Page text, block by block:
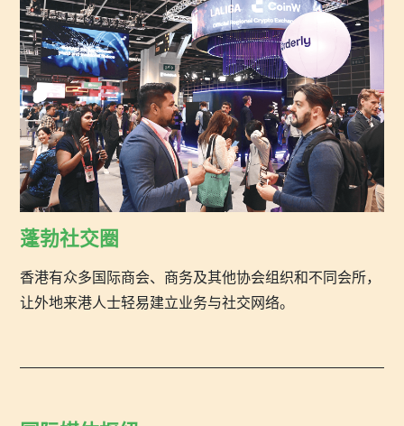
蓬勃社交圈
香港有众多国际商会、商务及其他协会组织和不同会所，
让外地来港人士轻易建立业务与社交网络。